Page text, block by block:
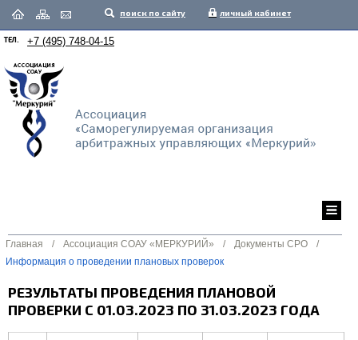
поиск по сайту личный кабинет
ТЕЛ. +7 (495) 748-04-15
Главная / Ассоциация СОАУ «МЕРКУРИЙ» / Документы СРО
/
Информация о проведении плановых проверок
РЕЗУЛЬТАТЫ ПРОВЕДЕНИЯ ПЛАНОВОЙ
ПРОВЕРКИ С 01.03.2023 ПО 31.03.2023 ГОДА